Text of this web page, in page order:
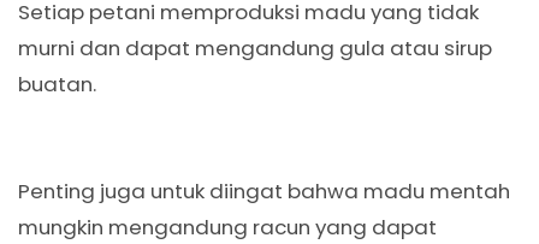
Setiap petani memproduksi madu yang tidak
murni dan dapat mengandung gula atau sirup
buatan.
Penting juga untuk diingat bahwa madu mentah
mungkin mengandung racun yang dapat